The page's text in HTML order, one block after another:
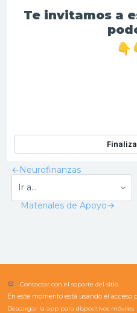
Te invitamos a
←Neurofinanzas
→
Materiales de Apoyo
Contactar con el soporte del sitio
En este momento está usando el acceso
Descargar la app para dispositivos móviles